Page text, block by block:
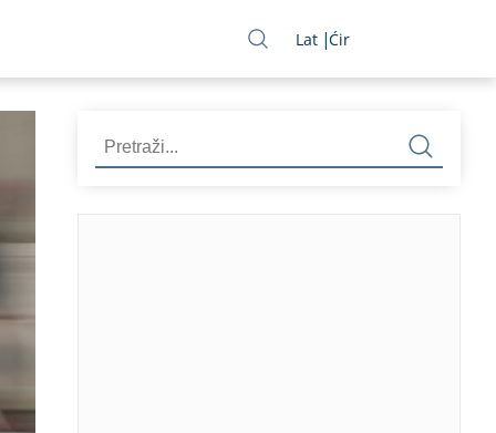
Lat Ćir